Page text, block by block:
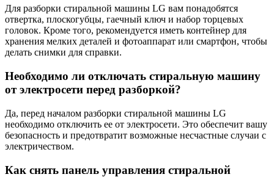
Для разборки стиральной машины LG вам понадобятся
отвертка, плоскогубцы, гаечный ключ и набор торцевых
головок. Кроме того, рекомендуется иметь контейнер для
хранения мелких деталей и фотоаппарат или смартфон, чтобы
делать снимки для справки.
Необходимо ли отключать стиральную машину
от электросети перед разборкой?
Да, перед началом разборки стиральной машины LG
необходимо отключить ее от электросети. Это обеспечит вашу
безопасность и предотвратит возможные несчастные случаи с
электричеством.
Как снять панель управления стиральной